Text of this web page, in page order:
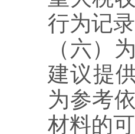
行为记
（六）
建议提
为参考
材料的